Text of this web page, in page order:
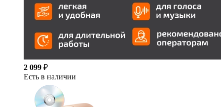
2 099 ₽
Есть в наличии